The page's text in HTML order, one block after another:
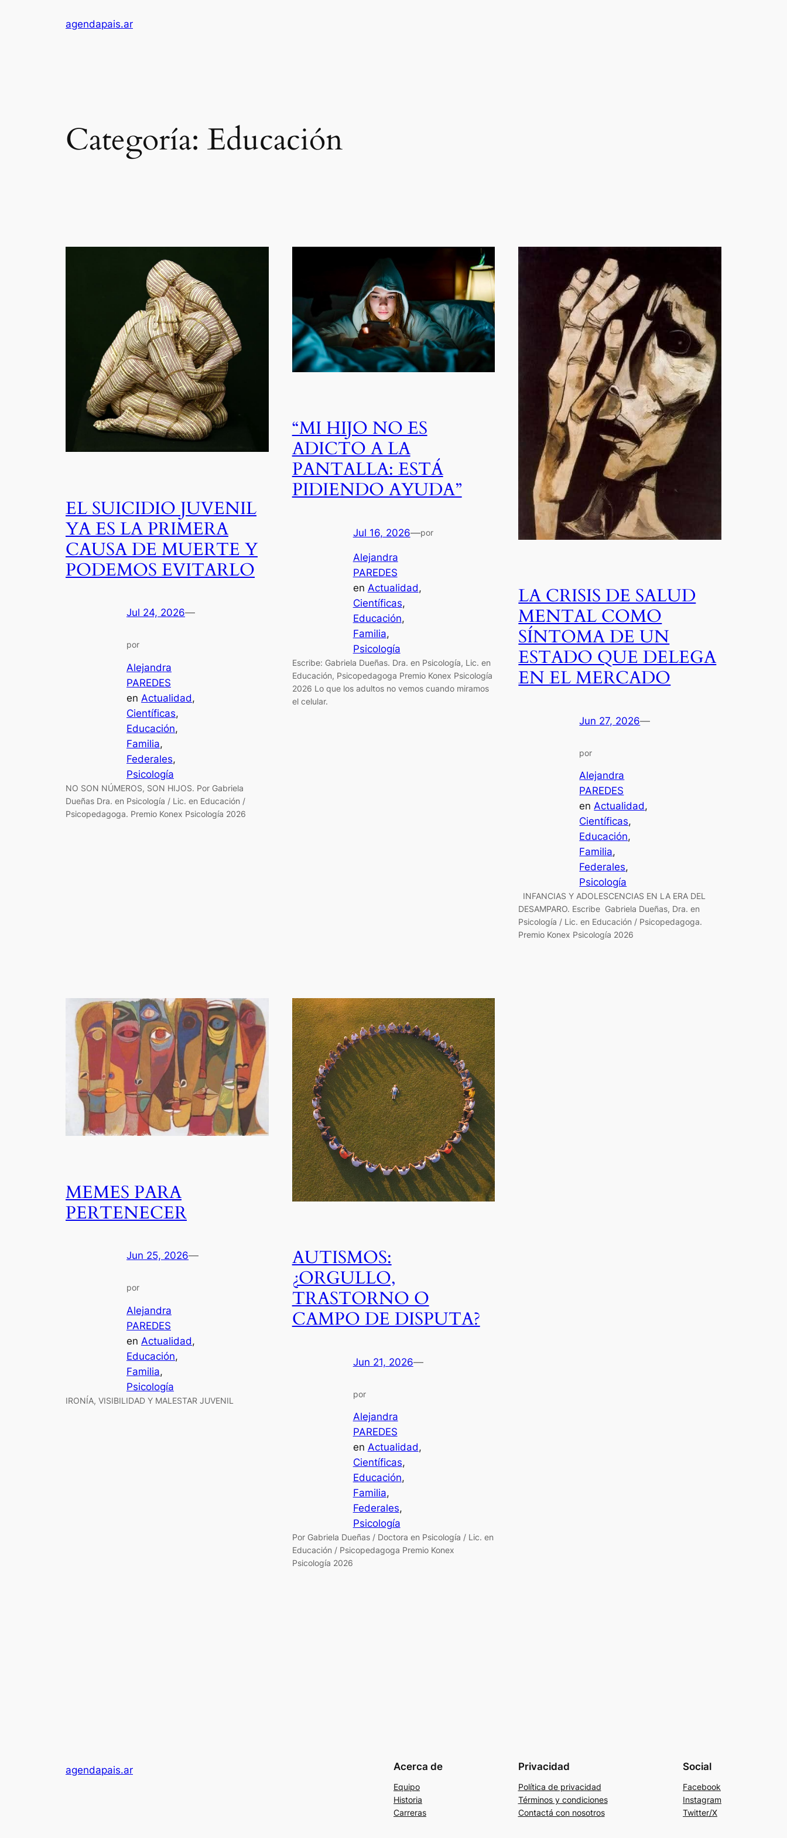
agendapais.ar
Categoría: Educación
EL SUICIDIO JUVENIL
YA ES LA PRIMERA
CAUSA DE MUERTE Y
PODEMOS EVITARLO
Jul 24, 2026—
por
Alejandra
PAREDES
en Actualidad
Científicas
Educación
Familia
Federales
Psicología
NO SON NÚMEROS, SON HIJOS. Por Gabriela
Dueñas Dra. en Psicología / Lic. en Educación /
Psicopedagoga. Premio Konex Psicología 2026
“MI HIJO NO ES
ADICTO A LA
PANTALLA: ESTÁ
PIDIENDO AYUDA”
Jul 16, 2026—por
Alejandra
PAREDES
en Actualidad
Científicas
Educación
Familia
Psicología
Escribe: Gabriela Dueñas. Dra. en Psicología, Lic. en
Educación, Psicopedagoga Premio Konex Psicología
2026 Lo que los adultos no vemos cuando miramos
el celular.
LA CRISIS DE SALUD
MENTAL COMO
SÍNTOMA DE UN
ESTADO QUE DELEGA
EN EL MERCADO
Jun 27, 2026—
por
Alejandra
PAREDES
enActualidad
Científicas
Educación
Familia
Federales
Psicología
INFANCIAS Y ADOLESCENCIAS EN LA ERA DEL
DESAMPARO. Escribe Gabriela Dueñas, Dra. en
Psicología / Lic. en Educación / Psicopedagoga.
Premio Konex Psicología 2026
MEMES PARA
PERTENECER
Jun 25, 2026—
por
Alejandra
PAREDES
en Actualidad
Educación
Familia
Psicología
IRONÍA, VISIBILIDAD Y MALESTAR JUVENIL
AUTISMOS:
¿ORGULLO,
TRASTORNO O
CAMPO DE DISPUTA?
Jun 21, 2026—
por
Alejandra
PAREDES
en Actualidad
Científicas
Educación
Familia
Federales
Psicología
Por Gabriela Dueñas / Doctora en Psicología / Lic. en
Educación / Psicopedagoga Premio Konex
Psicología 2026
agendapais.ar Acerca de
Equipo
Historia
Carreras
Privacidad
Política de privacidad
Términos y condiciones
Contactá con nosotros
Social
Facebook
Instagram
Twitter/X